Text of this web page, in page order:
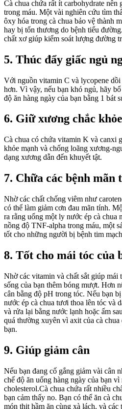
Cà chua chứa rất ít carbohydrate
trong máu. Một vài nghiên cứu tìm
ôxy hóa trong cà chua bảo vệ thành
hay bị tổn thương do bệnh tiểu
chất xơ giúp kiểm soát lượng đường
5. Thúc đẩy giấc ngủ
Với nguồn vitamin C và lycopene
hơn. Vì vậy, nếu bạn khó ngủ, hãy
độ ăn hàng ngày của bạn bằng 1 bát
6. Giữ xương chắc khỏe
Cà chua có chứa vitamin K và canxi
khỏe mạnh và chống loãng xương-
dạng xương dẫn đến khuyết tật.
7. Chữa các bệnh mãn
Nhờ các chất chống viêm như
có thể làm giảm cơn đau mãn tính.
ra rằng uống một ly nước ép cà chua
nồng độ TNF-alpha trong máu, một
tốt cho những người bị bệnh tim
8. Tốt cho mái tóc của
Nhờ các vitamin và chất sắt giúp
sống của bạn thêm bóng mượt. Hơn
cân bằng độ pH trong tóc. Nếu bạn
nước ép cà chua tươi thoa lên tóc và
và rửa lại bằng nước lạnh hoặc ấm
quá thường xuyên vì axit của cà
bạn.
9. Giúp giảm cân
Nếu bạn đang cố gắng giảm vài cân
chế độ ăn uống hàng ngày của bạn
cholesterol.Cà chua chứa rất nhiều
bạn cảm thấy no. Bạn có thể ăn cà
món thịt hầm ăn cùng xà lách, và các